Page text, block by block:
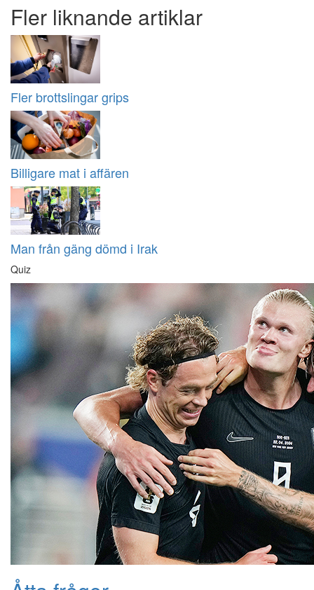
Fler liknande artiklar
Fler brottslingar grips
Billigare mat i affären
Man från gäng dömd i Irak
Quiz